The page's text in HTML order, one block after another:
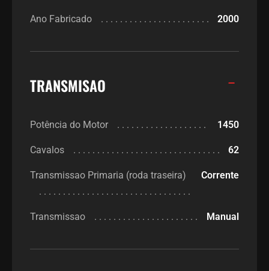
Ano Fabricado 2000
TRANSMISAO
Potência do Motor 1450
Cavalos 62
Transmissao Primaria (roda traseira) Corrente
Transmissao Manual